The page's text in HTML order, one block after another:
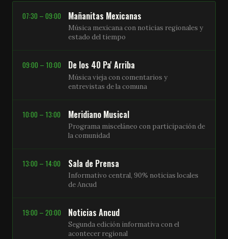
07:30 – 09:00 Mañanitas Mexicanas
Música mexicana con noticias regionales y
estado del tiempo
09:00 – 10:00 De los 40 Pa' Arriba
Música vieja con comentarios y
entrevistas de la comuna
10:00 – 13:00 Meridiano Musical
Programa misceláneo con participación de
la comunidad
13:00 – 14:00 Sala de Prensa
Informativo central, 90% noticias locales
de Ancud
19:00 – 20:00 Noticias Ancud
Segunda edición informativa con el
acontecer regional